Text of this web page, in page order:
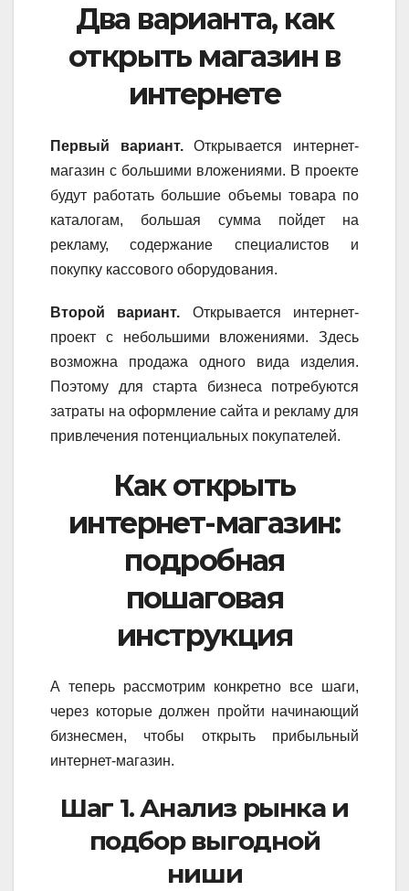
Два варианта, как
открыть магазин в
интернете
Первый вариант.Открывается интернет-
магазин с большими вложениями. В проекте
будут работать большие объемы товара по
каталогам, большая сумма пойдет на
рекламу, содержание специалистов и
покупку кассового оборудования.
Второй вариант. Открывается интернет-
проект с небольшими вложениями. Здесь
возможна продажа одного вида изделия.
Поэтому для старта бизнеса потребуются
затраты на оформление сайта и рекламу для
привлечения потенциальных покупателей.
Как открыть
интернет-магазин:
подробная
пошаговая
инструкция
А теперь рассмотрим конкретно все шаги,
через которые должен пройти начинающий
бизнесмен, чтобы открыть прибыльный
интернет-магазин.
Шаг 1. Анализ рынка и
подбор выгодной
ниши